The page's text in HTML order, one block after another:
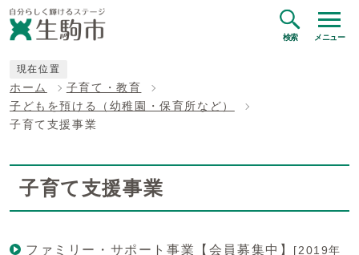
検索 メニュー
現在位置
ホーム
子育て・教育
子どもを預ける（幼稚園・保育所など）
子育て支援事業
子育て支援事業
ファミリー・サポート事業【会員募集中】 [2019年